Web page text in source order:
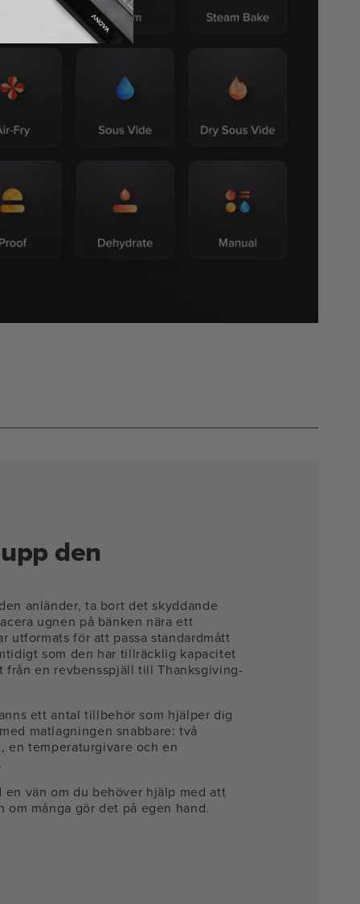
den
anländer, ta bort det skyddande
ugnen på bänken nära ett
utformats för att passa standardmått
som den har tillräcklig kapacitet
från en revbensspjäll till Thanksgiving-
ett antal tillbehör som hjälper dig
matlagningen snabbare: två
en temperaturgivare och en
en vän om du behöver hjälp med att
om många gör det på egen hand.